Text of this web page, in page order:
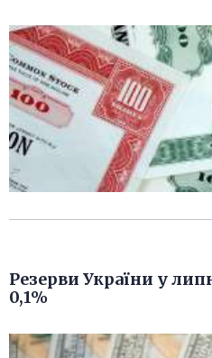
Резерви України у
0,1%